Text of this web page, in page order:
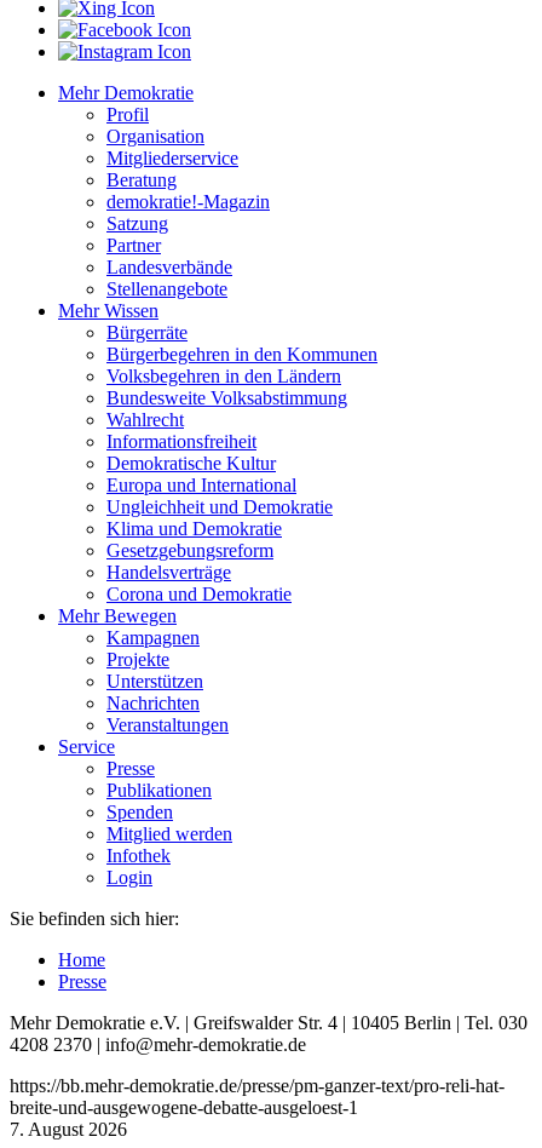
Mehr Demokratie
Profil
Organisation
Mitgliederservice
Beratung
demokratie!-Magazin
Satzung
Partner
Landesverbände
Stellenangebote
Mehr Wissen
Bürgerräte
Bürgerbegehren in den Kommunen
Volksbegehren in den Ländern
Bundesweite Volksabstimmung
Wahlrecht
Informationsfreiheit
Demokratische Kultur
Europa und International
Ungleichheit und Demokratie
Klima und Demokratie
Gesetzgebungsreform
Handelsverträge
Corona und Demokratie
Mehr Bewegen
Kampagnen
Projekte
Unterstützen
Nachrichten
Veranstaltungen
Service
Presse
Publikationen
Spenden
Mitglied werden
Infothek
Login
Sie befinden sich hier:
Home
Presse
Mehr Demokratie e.V. | Greifswalder Str. 4 | 10405 Berlin | Tel. 030
4208 2370 | info@mehr-demokratie.de
https://bb.mehr-demokratie.de/presse/pm-ganzer-text/pro-reli-hat-
breite-und-ausgewogene-debatte-ausgeloest-1
7. August 2026